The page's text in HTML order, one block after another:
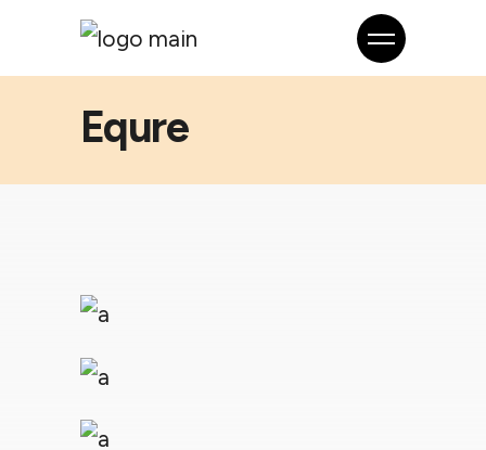
Equre